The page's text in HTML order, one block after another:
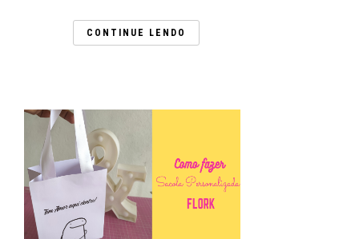
CONTINUE LENDO